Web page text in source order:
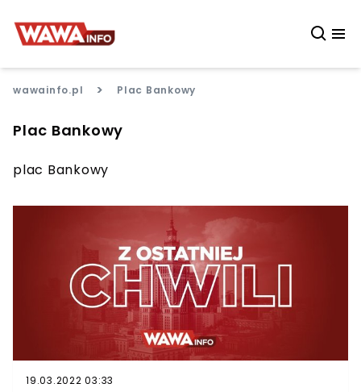
wawainfo.pl > Plac Bankowy
Plac Bankowy
plac Bankowy
19.03.2022 03:33